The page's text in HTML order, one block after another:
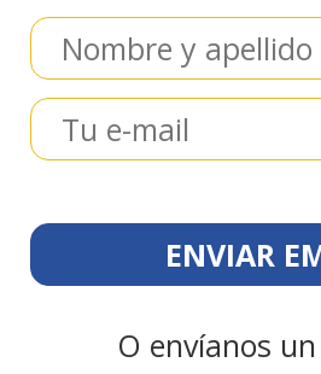
O envíanos